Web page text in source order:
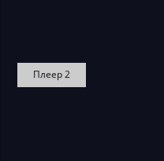
Плеер 2